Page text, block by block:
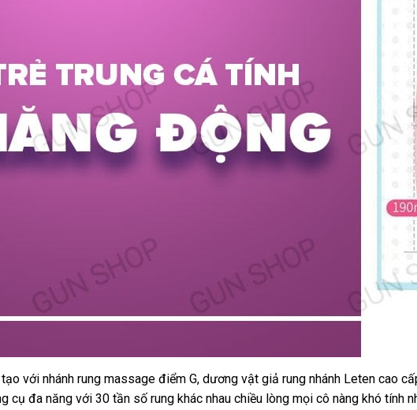
tạo bảo
hành
với nhánh rung massage điểm Gthảo
luận
, dương vật giả rung nhánh Leten cao
cụ đa năng amazon
với 30 tần số rung khác nhau chiều lòng giá
mọi cô nàng khó tính